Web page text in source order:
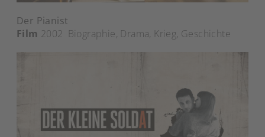
Der Pianist
Film 2002 Biographie, Drama, Krieg, Geschichte